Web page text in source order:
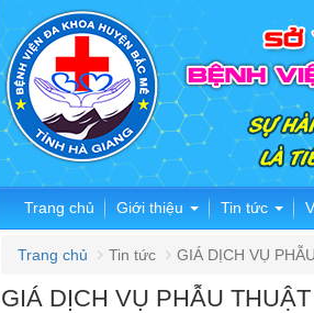
Trang chủ Giới thiệu Tin tức
Trang chủ Tin tức GIÁ DỊCH VỤ
GIÁ DỊCH VỤ PHẪU